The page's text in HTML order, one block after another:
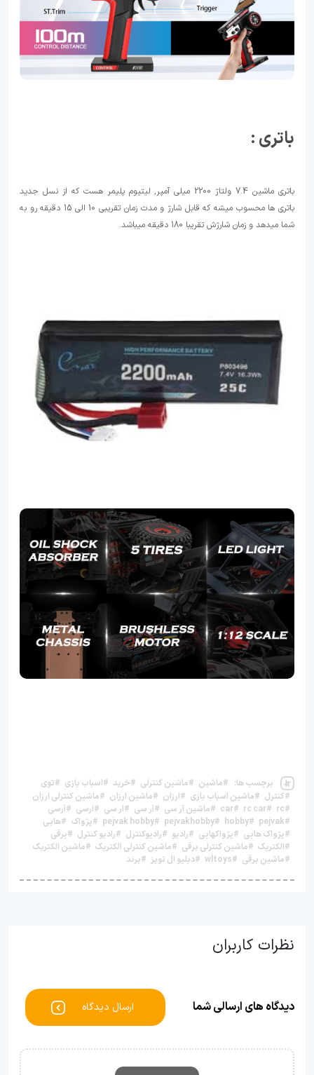
باتری :
باتری ماشین 7.4 ولتاژ 2200 میلی آمپر, لیتیوم پلیمر هست که از نسل جدید
باتری ها محسوب میشه که قابل شارژ و مدت زمان تقریبی 10 الی 15 دقیقه رو به
شما میدهد و زمان شارژش تقریبا 180 دقیقه میباشد.
برچسب ها: #ماشین #ماشین کنترلی #خرید #اسباب بازی #توی
#کنترل #ماشین اسباب بازی #ارزان #ماشین ارزان #ماشین کنترلی ارزان
#rc
#rc car
#car #ماشین آر سی #آر سی #ار سی #ارسی #آرسی
#pejvak
#hobby
#pejvakhobby
#pejvak hobby #پژواک #هابی
#پژواک هابی #پژواکهابی #رادیو #رادیوکنترل #رادیو کنترل #برقی
#الکتریک #ماشین کنترلی برقی #ماشین کنترلی الکتریک #ماشین الکتریک
#ماشین برقی #wltoys #دبلیو ال تویز #برند
نظرات کاربران
دیدگاه های ارسالی شما ارسال دیدگاه